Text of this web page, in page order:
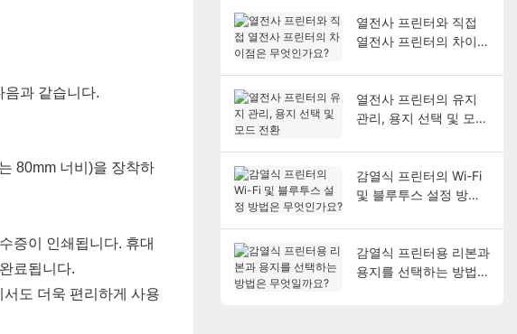
음과 같습니다.
80mm 너비)을 장착하
증이 인쇄됩니다. 휴대
료됩니다.
도 더욱 편리하게 사용
열전사 프린터와 직접
열전사 프린터의 차이점
열전사 프린터의 유지
관리, 용지 선택 및 모드
감열식 프린터의 Wi-Fi
및 블루투스 설정 방법
감열식 프린터용 리본과
용지를 선택하는 방법은